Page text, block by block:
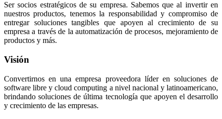
Ser socios estratégicos de su empresa. Sabemos que al invertir en
nuestros productos, tenemos la responsabilidad y compromiso de
entregar soluciones tangibles que apoyen al crecimiento de su
empresa a través de la automatización de procesos, mejoramiento de
productos y más.
Visión
Convertirnos en una empresa proveedora líder en soluciones de
software libre y cloud computing a nivel nacional y latinoamericano,
brindando soluciones de última tecnología que apoyen el desarrollo
y crecimiento de las empresas.